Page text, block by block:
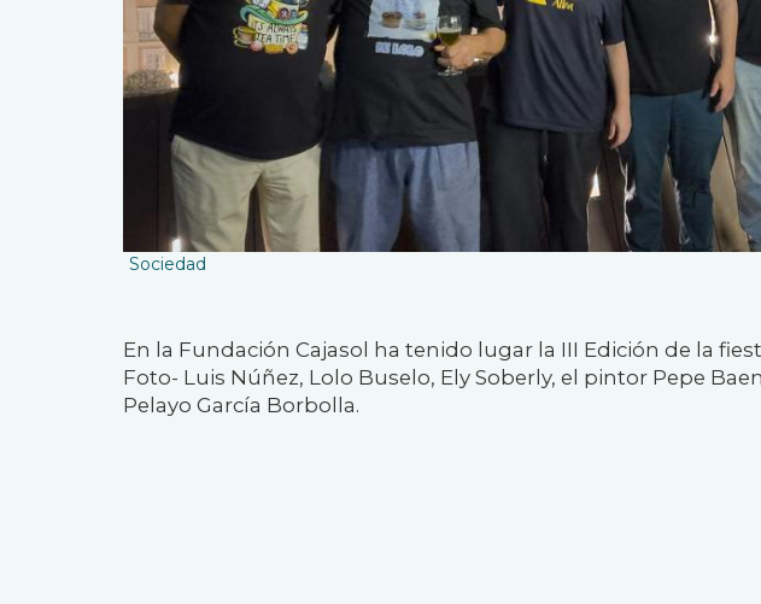
Sociedad
En la Fundación Cajasol ha tenido lugar la III Edición de la
Foto- Luis Núñez, Lolo Buselo, Ely Soberly, el pintor Pepe
Pelayo García Borbolla.